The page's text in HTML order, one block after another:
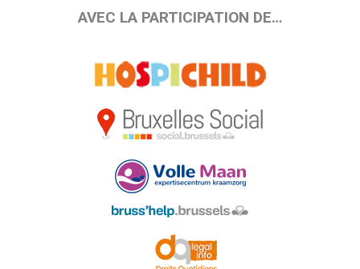
AVEC LA PARTICIPATION DE…